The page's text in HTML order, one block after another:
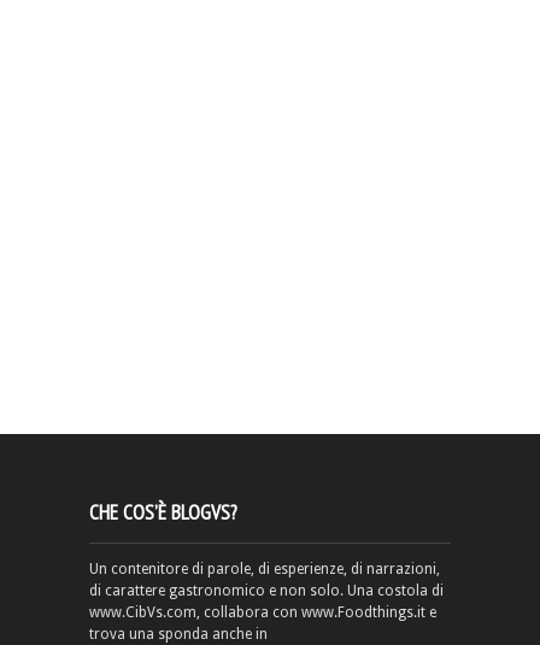
CHE COS’È BLOGVS?
Un contenitore di parole, di esperienze, di narrazioni,
di carattere gastronomico e non solo. Una costola di
www.CibVs.com, collabora con www.Foodthings.it e
trova una sponda anche in